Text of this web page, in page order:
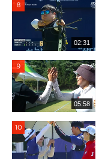
02:31
05:58